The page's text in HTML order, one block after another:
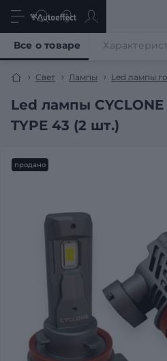
Свет Лампы Led лампы
Led лампы CYCLONE
TYPE 43 (2 шт.)
Все о товаре
продано